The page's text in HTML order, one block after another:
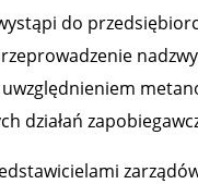
do
działań